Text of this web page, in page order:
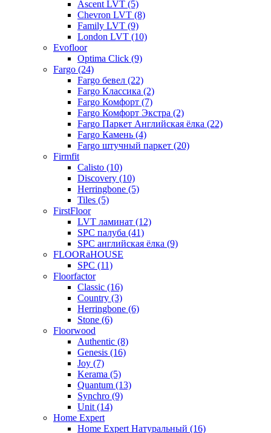
Ascent LVT (5)
Chevron LVT (8)
Family LVT (9)
London LVT (10)
Evofloor
Optima Click (9)
Fargo (24)
Fargo бевел (22)
Fargo Классика (2)
Fargo Комфорт (7)
Fargo Комфорт Экстра (2)
Fargo Паркет Английская ёлка (22)
Fargo Камень (4)
Fargo штучный паркет (20)
Firmfit
Calisto (10)
Discovery (10)
Herringbone (5)
Tiles (5)
FirstFloor
LVT ламинат (12)
SPC палуба (41)
SPC английская ёлка (9)
FLOORaHOUSE
SPC (11)
Floorfactor
Classic (16)
Country (3)
Herringbone (6)
Stone (6)
Floorwood
Authentic (8)
Genesis (16)
Joy (7)
Kerama (5)
Quantum (13)
Synchro (9)
Unit (14)
Home Expert
Home Expert Натуральный (16)